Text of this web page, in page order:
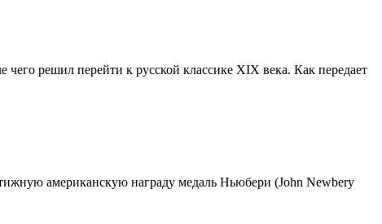
решил перейти к русской классике XIX века. Как передает
американскую награду медаль Ньюбери (John Newbery